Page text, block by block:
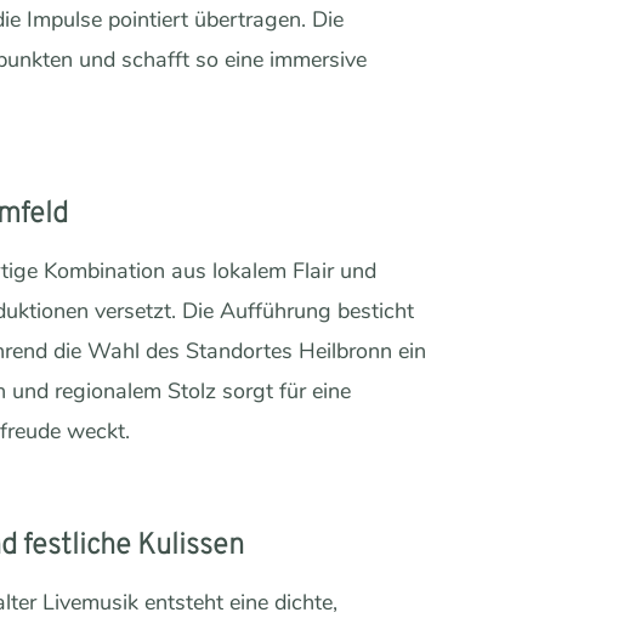
Impulse pointiert übertragen. Die
und schafft so eine immersive
Kombination aus lokalem Flair und
versetzt. Die Aufführung besticht
die Wahl des Standortes Heilbronn ein
und regionalem Stolz sorgt für eine
weckt.
festliche Kulissen
Livemusik entsteht eine dichte,